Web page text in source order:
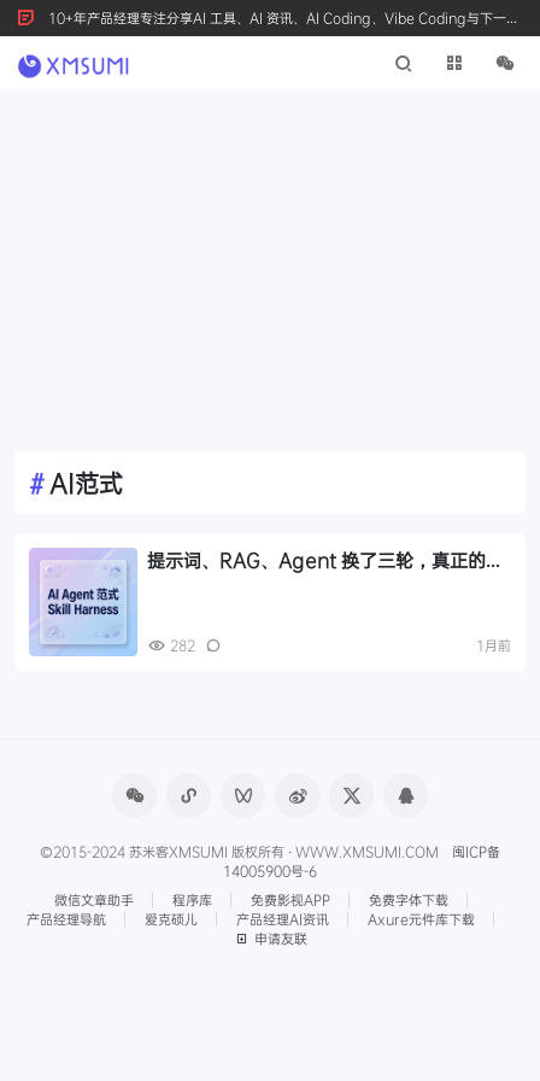
10+年产品经理专注分享AI 工具、AI 资讯、AI Coding、Vibe Coding与下一代
产品创新，按 Ctrl+D 收藏我们
#AI范式
提示词、RAG、Agent 换了三轮，真正的新
282 1月前
©2015-2024 苏米客XMSUMI 版权所有 · WWW.XMSUMI.COM 闽ICP备
14005900号-6
微信文章助手
程序库 免费影视APP
免费字体下载
产品经理导航
爱克硕儿 产品经理AI资讯
Axure元件库下载
申请友联